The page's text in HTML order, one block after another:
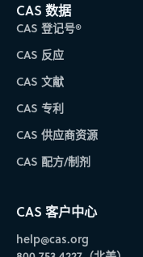
CAS 数据
CAS 登记号®
CAS 反应
CAS 文献
CAS 专利
CAS 供应商资源
CAS 配方/制剂
CAS 客户中心
help@cas.org